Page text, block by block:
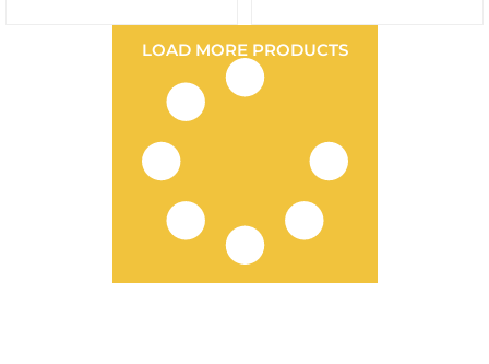
LOAD MORE PRODUCTS